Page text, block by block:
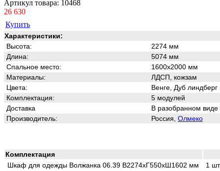
Артикул товара: 10468
26 630
Купить
Характеристики:
Высота:
2274 мм
Длина:
5074 мм
Спальное место:
1600х2000 мм
Материалы:
ЛДСП, кожзам
Цвета:
Венге, Дуб линдберг
Комплектация:
5 модулей
Доставка
В разобранном виде
Производитель:
Россия, Олмеко
Комплектация
Шкаф для одежды Волжанка 06.39 В2274хГ550хШ1602 мм
1 шт